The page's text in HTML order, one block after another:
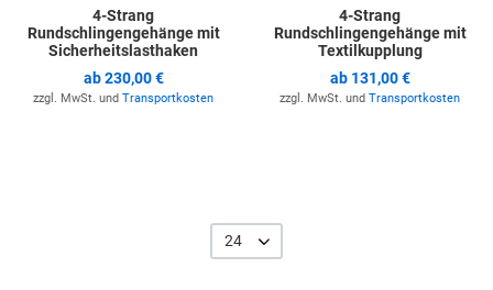
4-Strang
Rundschlingengehänge mit
Sicherheitslasthaken
ab230,00 €
zzgl. MwSt. und Transportkosten
4-Strang
Rundschlingengehänge mit
Textilkupplung
ab 131,00 €
zzgl. MwSt. und Transportkosten
24